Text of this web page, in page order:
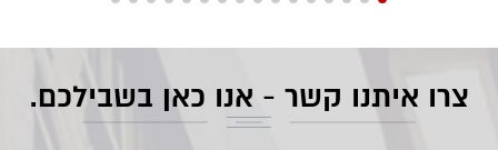
צרו איתנו קשר - אנו כאן בשבילכם.